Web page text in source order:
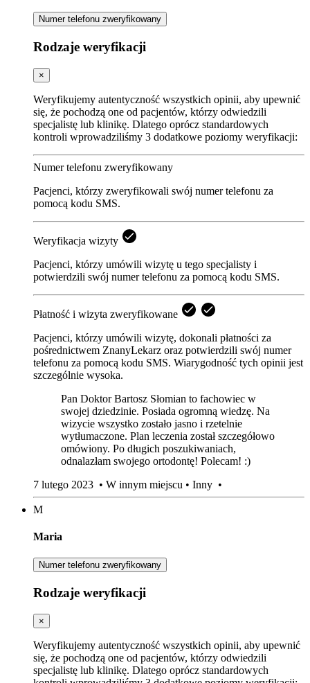
Numer telefonu zweryfikowany
Rodzaje weryfikacji
×
Weryfikujemy autentyczność wszystkich opinii, aby upewnić
się, że pochodzą one od pacjentów, którzy odwiedzili
specjalistę lub klinikę. Dlatego oprócz standardowych
kontroli wprowadziliśmy 3 dodatkowe poziomy weryfikacji:
Numer telefonu zweryfikowany
Pacjenci, którzy zweryfikowali swój numer telefonu za
pomocą kodu SMS.
Weryfikacja wizyty
Pacjenci, którzy umówili wizytę u tego specjalisty i
potwierdzili swój numer telefonu za pomocą kodu SMS.
Płatność i wizyta zweryfikowane
Pacjenci, którzy umówili wizytę, dokonali płatności za
pośrednictwem ZnanyLekarz oraz potwierdzili swój numer
telefonu za pomocą kodu SMS. Wiarygodność tych opinii jest
szczególnie wysoka.
Pan Doktor Bartosz Słomian to fachowiec w
swojej dziedzinie. Posiada ogromną wiedzę. Na
wizycie wszystko zostało jasno i rzetelnie
wytłumaczone. Plan leczenia został szczegółowo
omówiony. Po długich poszukiwaniach,
odnalazłam swojego ortodontę! Polecam! :)
7 lutego 2023 • W innym miejscu • Inny •
M
Maria
Numer telefonu zweryfikowany
Rodzaje weryfikacji
×
Weryfikujemy autentyczność wszystkich opinii, aby upewnić
się, że pochodzą one od pacjentów, którzy odwiedzili
specjalistę lub klinikę. Dlatego oprócz standardowych